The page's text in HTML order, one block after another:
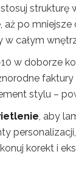
strukturę
aż po
całym
w doborze
stylu –
, aby
korekt i